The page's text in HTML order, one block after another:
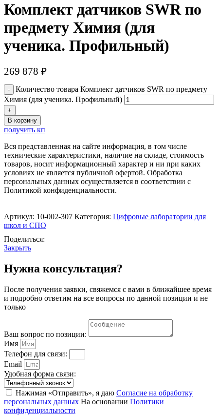
Комплект датчиков SWR по
предмету Химия (для
ученика. Профильный)
269 878 ₽
Количество товара Комплект датчиков SWR по предмету
Химия (для ученика. Профильный)
В корзину
получить кп
Вся представленная на сайте информация, в том числе
технические характеристики, наличие на складе, стоимость
товаров, носит информационный характер и ни при каких
условиях не является публичной офертой. Обработка
персональных данных осуществляется в соответствии с
Политикой конфиденциальности.
Артикул: 10-002-307 Категория: Цифровые лаборатории для
школ и СПО
Поделиться:
Закрыть
Нужна консультация?
После получения заявки, свяжемся с вами в ближайшее время
и подробно ответим на все вопросы по данной позиции и не
только
Ваш вопрос по позиции:
Имя
Телефон для связи:
Email
Удобная форма связи:
Нажимая «Отправить», я даю Согласие на обработку
персональных данных На основании Политики
конфиденциальности